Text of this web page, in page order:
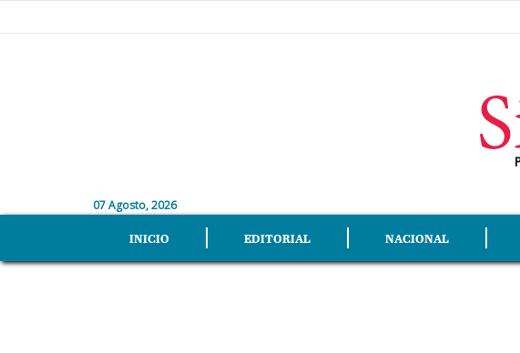
07 Agosto, 2026
INICIO EDITORIAL NACIONAL